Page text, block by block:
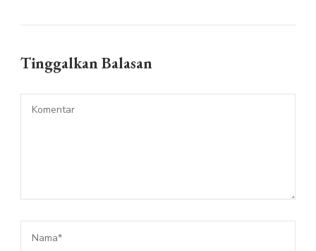
Tinggalkan Balasan